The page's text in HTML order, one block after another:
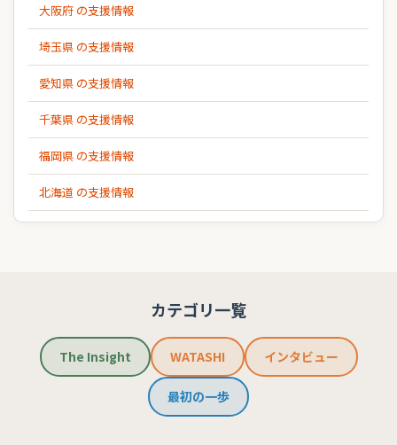
大阪府 の支援情報
埼玉県 の支援情報
愛知県 の支援情報
千葉県 の支援情報
福岡県 の支援情報
北海道 の支援情報
カテゴリ一覧
The Insight WATASHI インタビュー
最初の一歩